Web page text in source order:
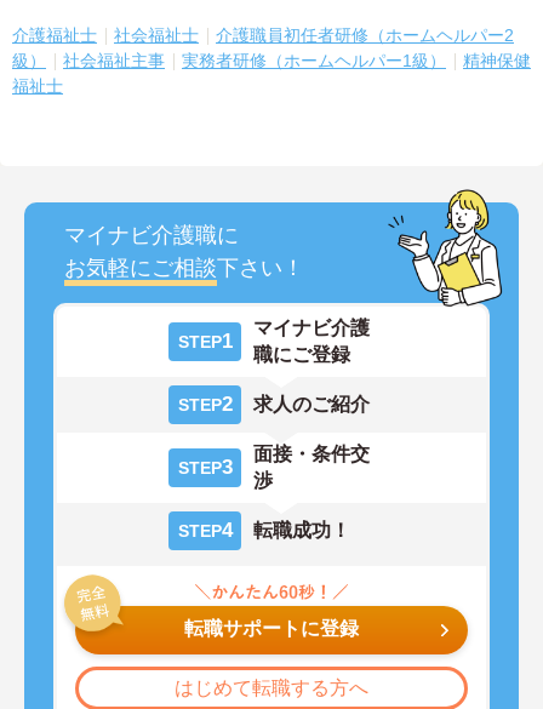
介護福祉士 社会福祉士
介護職員初任者研修（ホームヘルパー2
級）
社会福祉主事 実務者研修（ホームヘルパー1級）
精神保健
福祉士
マイナビ介護職に
お気軽にご相談下さい！
STEP1
マイナビ介護
職にご登録
STEP2 求人のご紹介
STEP3
面接・条件交
渉
STEP4 転職成功！
転職サポートに登録
はじめて転職する方へ